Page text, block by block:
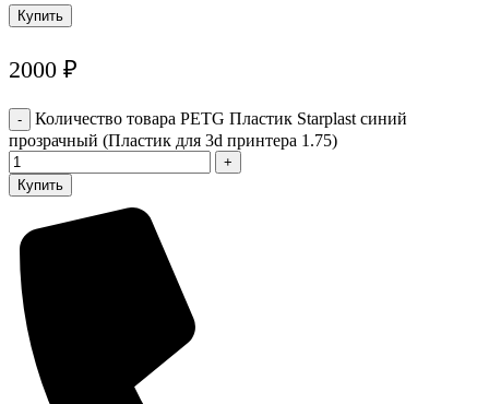
2000 ₽
Количество товара PETG Пластик Starplast синий
прозрачный (Пластик для 3d принтера 1.75)
Купить